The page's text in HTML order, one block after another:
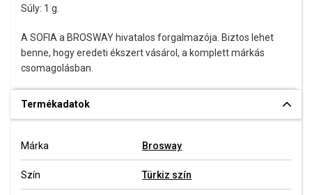
Súly: 1 g.
A SOFIA a BROSWAY hivatalos forgalmazója. Biztos lehet
benne, hogy eredeti ékszert vásárol, a komplett márkás
csomagolásban.
Termékadatok
Márka Brosway
Szín Türkiz szín